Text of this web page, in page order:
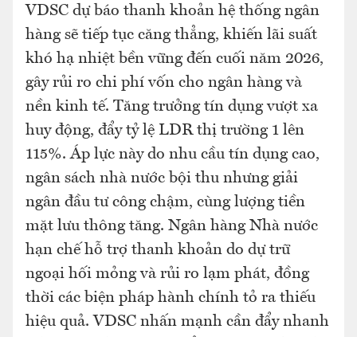
VDSC dự báo thanh khoản hệ thống ngân
hàng sẽ tiếp tục căng thẳng, khiến lãi suất
khó hạ nhiệt bền vững đến cuối năm 2026,
gây rủi ro chi phí vốn cho ngân hàng và
nền kinh tế. Tăng trưởng tín dụng vượt xa
huy động, đẩy tỷ lệ LDR thị trường 1 lên
115%. Áp lực này do nhu cầu tín dụng cao,
ngân sách nhà nước bội thu nhưng giải
ngân đầu tư công chậm, cùng lượng tiền
mặt lưu thông tăng. Ngân hàng Nhà nước
hạn chế hỗ trợ thanh khoản do dự trữ
ngoại hối mỏng và rủi ro lạm phát, đồng
thời các biện pháp hành chính tỏ ra thiếu
hiệu quả. VDSC nhấn mạnh cần đẩy nhanh